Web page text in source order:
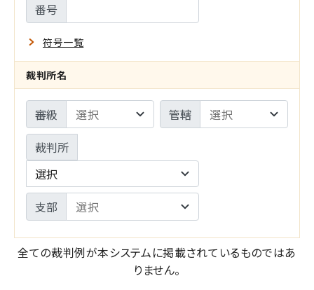
定
番号
符号一覧
裁判所名
審級
管轄
裁判所
選択
支部
全ての裁判例が本システムに掲載されているものではあ
りません。